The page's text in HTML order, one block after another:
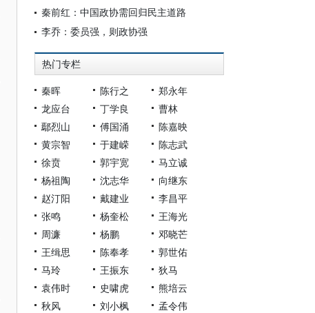
秦前红：中国政协需回归民主道路
李乔：委员强，则政协强
热门专栏
秦晖 陈行之
郑永年
龙应台
丁学良
曹林
鄢烈山
傅国涌
陈嘉映
黄宗智
于建嵘
陈志武
徐贲
郭宇宽
马立诚
杨祖陶
沈志华
向继东
赵汀阳
戴建业
李昌平
张鸣
杨奎松
王海光
周濂
杨鹏
邓晓芒
王缉思
陈奉孝
郭世佑
马玲
王振东
狄马
袁伟时
史啸虎
熊培云
秋风
刘小枫
孟令伟